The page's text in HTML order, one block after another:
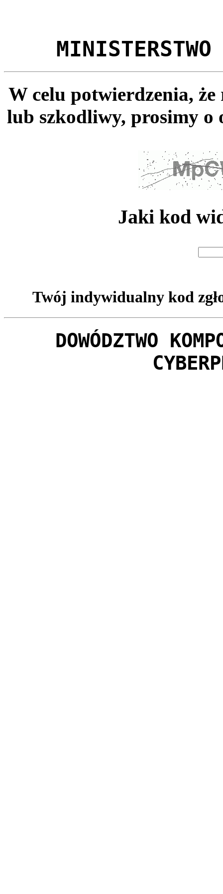
MINISTERSTWO
W celu potwierdzenia,
lub szkodliwy, prosimy o
Jaki kod
Twój indywidualny kod
DOWÓDZTWO